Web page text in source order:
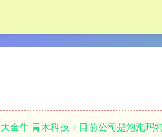
大金牛 青木科技：目前公司是泡泡玛